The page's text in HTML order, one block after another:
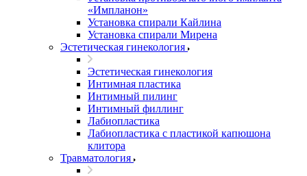
«Импланон»
Установка спирали Кайлина
Установка спирали Мирена
Эстетическая гинекология
Эстетическая гинекология
Интимная пластика
Интимный пилинг
Интимный филлинг
Лабиопластика
Лабиопластика с пластикой капюшона
клитора
Травматология